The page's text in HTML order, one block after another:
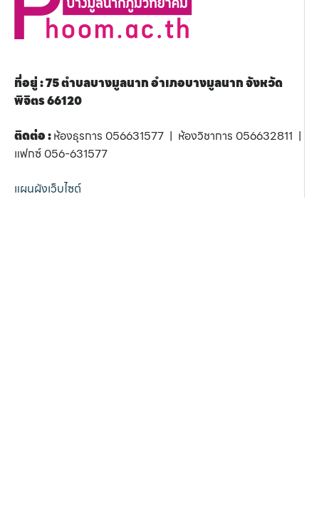
ที่อยู่ : 75 ตำบลบางมูลนาก อำเภอบางมูลนาก จังหวัด
พิจิตร 66120
ติดต่อ :ห้องธุรการ 056631577 | ห้องวิชาการ 056632811 |
แฟกซ์ 056-631577
แผนผังเว็บไซต์